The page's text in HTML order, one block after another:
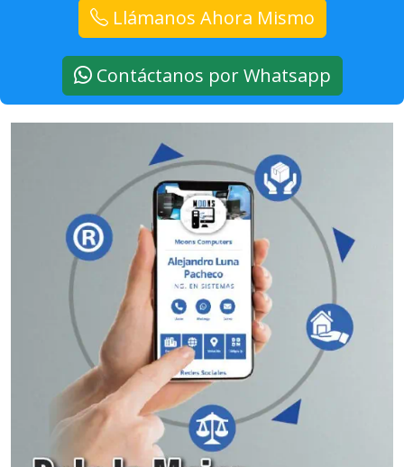
Llámanos Ahora Mismo
Contáctanos por Whatsapp